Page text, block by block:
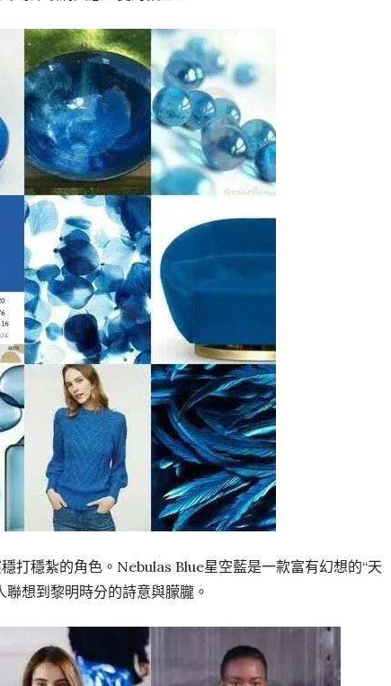
打穩紮的角色。Nebulas Blue星空藍是一款富有幻想的“天
想到黎明時分的詩意與朦朧。